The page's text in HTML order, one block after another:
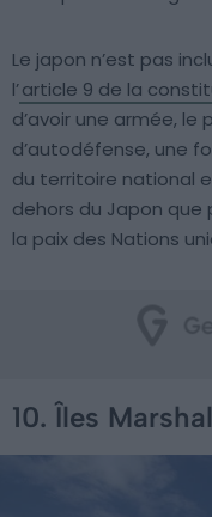
Le japon n’est pas
l’article 9 de la
d’avoir une armée,
d’autodéfense, une
du territoire national
dehors du Japon que
la paix des Nations
10. Îles